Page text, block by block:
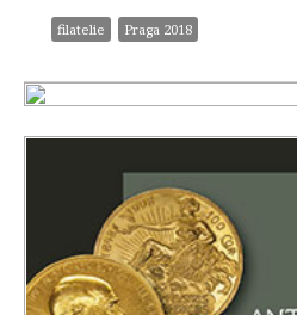
filatelie Praga 2018